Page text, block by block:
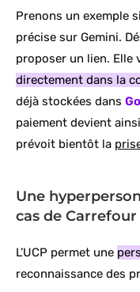
Prenons un exemple
précise sur Gemini.
proposer un lien. Elle
directement dans la
déjà stockées dans
paiement devient
prévoit bientôt la
Une
cas de
L’UCP permet une
reconnaissance des